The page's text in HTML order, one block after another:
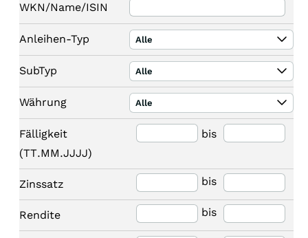
WKN/Name/ISIN
Anleihen-Typ Alle
SubTyp Alle
Währung Alle
Fälligkeit
(TT.MM.JJJJ)
bis
Zinssatz bis
Rendite bis